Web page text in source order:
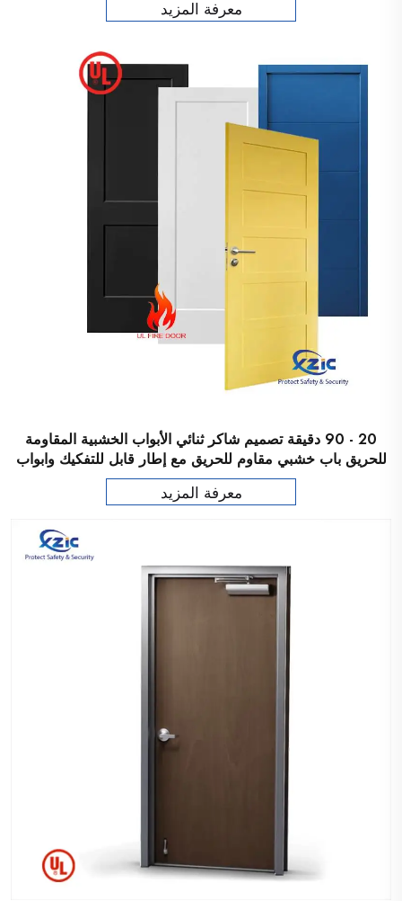
معرفة المزيد
20 - 90 دقيقة تصميم شاكر ثنائي الأبواب الخشبية المقاومة
للحريق باب خشبي مقاوم للحريق مع إطار قابل للتفكيك وابواب
داخلية من نوع Barn
معرفة المزيد